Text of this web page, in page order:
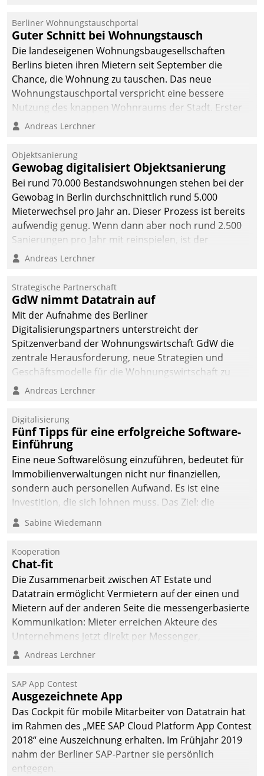
Berliner Wohnungstauschportal
Guter Schnitt bei Wohnungstausch
Die landeseigenen Wohnungsbaugesellschaften
Berlins bieten ihren Mietern seit September die
Chance, die Wohnung zu tauschen. Das neue
Wohnungstauschportal verspricht eine bessere
Nutzung des knappen Wohnraums der Stadt. Erster
Anwendungsfall für Datatrains Lösung API-Hub mit
Unternehmen.
Andreas Lerchner
Objektsanierung
Gewobag digitalisiert Objektsanierung
Bei rund 70.000 Bestandswohnungen stehen bei der
Gewobag in Berlin durchschnittlich rund 5.000
Mieterwechsel pro Jahr an. Dieser Prozess ist bereits
aufwendig genug. Wenn dann aber noch rund 2.500
Sanierungen pro Jahr mit reinspielen, ist der
Betreuungs- und Organisationsaufwand immens. Im
kommunale Wohnungsbauunternehmen daher
gemeinsam mit der Berliner Datatrain GmbH den
Teilprozess der Objektsanierung digitalisiert.
Andreas Lerchner
Strategische Partnerschaft
GdW nimmt Datatrain auf
Mit der Aufnahme des Berliner
Digitalisierungspartners unterstreicht der
Spitzenverband der Wohnungswirtschaft GdW die
zentrale Herausforderung, neue Strategien und
Geschäftsmodelle für die Wohnungswirtschaft zu
entwickeln.
Andreas Lerchner
Digitalisierung
Fünf Tipps für eine erfolgreiche Software-
Einführung
Eine neue Softwarelösung einzuführen, bedeutet für
Immobilienverwaltungen nicht nur finanziellen,
sondern auch personellen Aufwand. Es ist eine
Investition, die sich lohnen muss. Das Ziel: die
nachhaltige Optimierung der Geschäftsabläufe. Damit
dieses Ziel erreicht wird, sollten einige Grundregeln
Sabine Wiedemann
Kooperation
Chat-fit
Die Zusammenarbeit zwischen AT Estate und
Datatrain ermöglicht Vermietern auf der einen und
Mietern auf der anderen Seite die messengerbasierte
Kommunikation: Mieter erreichen Akteure des
Unternehmens jetzt direkt per Messenger,
Mitarbeiter oder Dienstleister empfangen oder
Andreas Lerchner
SAP App Contest
Ausgezeichnete App
Das Cockpit für mobile Mitarbeiter von Datatrain hat
im Rahmen des „MEE SAP Cloud Platform App Contest
2018“ eine Auszeichnung erhalten. Im Frühjahr 2019
nahm der Berliner SAP-Partner sie persönlich
entgegen.